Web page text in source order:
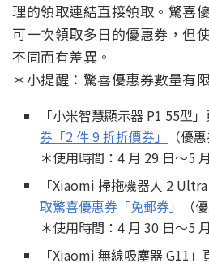
理的領取連結直接領取。驚喜
可一次領取多日的優惠券，但
不同而有差異。
＊小提醒：驚喜優惠券數量有
「小米智慧顯示器 P1 55型
券「2 件 9 折折價券」
（優
＊使用時間：4 月 29 日～5
「Xiaomi 掃拖機器人 2
取驚喜優惠券「免郵券」
（
＊使用時間：4 月 30 日～5
「Xiaomi 無線吸塵器 G11」